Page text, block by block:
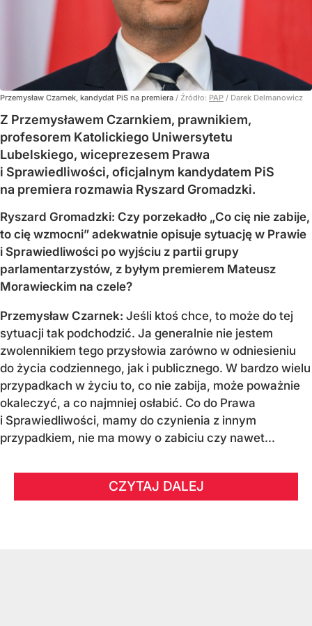
Przemysław Czarnek, kandydat PiS na premiera / Źródło: PAP / Darek Delmanowicz
Z Przemysławem Czarnkiem, prawnikiem,
profesorem Katolickiego Uniwersytetu
Lubelskiego, wiceprezesem Prawa
i Sprawiedliwości, oficjalnym kandydatem PiS
na premiera rozmawia Ryszard Gromadzki.
Ryszard Gromadzki: Czy porzekadło „Co cię nie zabije,
to cię wzmocni” adekwatnie opisuje sytuację w Prawie
i Sprawiedliwości po wyjściu z partii grupy
parlamentarzystów, z byłym premierem Mateusz
Morawieckim na czele?
Przemysław Czarnek: Jeśli ktoś chce, to może do tej
sytuacji tak podchodzić. Ja generalnie nie jestem
zwolennikiem tego przysłowia zarówno w odniesieniu
do życia codziennego, jak i publicznego. W bardzo wielu
przypadkach w życiu to, co nie zabija, może poważnie
okaleczyć, a co najmniej osłabić. Co do Prawa
i Sprawiedliwości, mamy do czynienia z innym
przypadkiem, nie ma mowy o zabiciu czy nawet...
CZYTAJ DALEJ